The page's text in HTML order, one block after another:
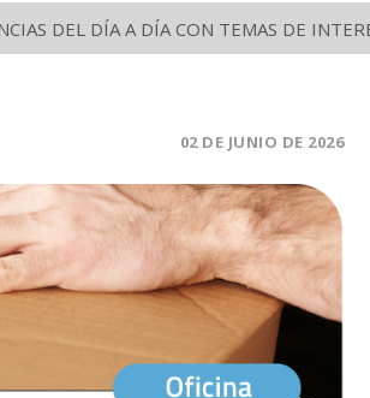
DEL DÍA A DÍA CON TEMAS DE
02 DE JUNIO DE 2026